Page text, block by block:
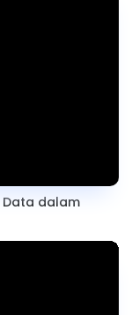
Data dalam